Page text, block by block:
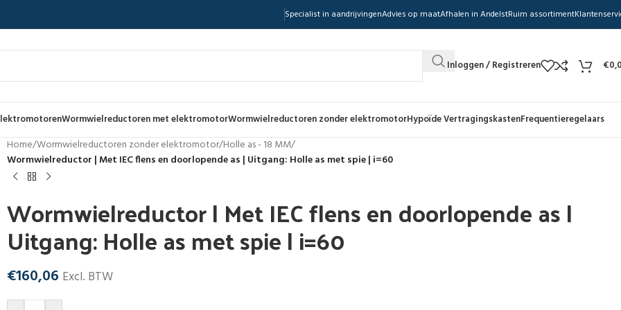
Specialist in aandrijvingenAdvies op maatAfhalen in AndelstRuim assortiment
Inloggen / Registreren €
Wormwielreductoren met elektromotorWormwielreductoren zonder elektromotorHypoïde VertragingskastenFrequentieregelaars
Home/Wormwielreductoren zonder elektromotor/Holle as - 18 MM/
Wormwielreductor | Met IEC flens en doorlopende as | Uitgang: Holle as met spie | i=60
Wormwielreductor | Met IEC flens en doorlopende as |
Uitgang: Holle as met spie | i=60
€160,06 Excl. BTW